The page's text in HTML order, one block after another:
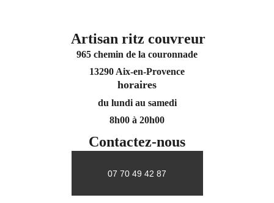
Contactez-nous
07 70 49 42 87
Artisan ritz couvreur
965 chemin de la couronnade
13290 Aix-en-Provence
horaires
du lundi au samedi
8h00 à 20h00